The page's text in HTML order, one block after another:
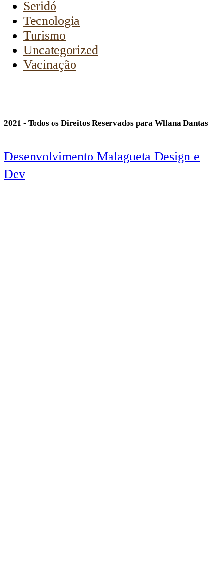
Seridó
Tecnologia
Turismo
Uncategorized
Vacinação
2021 - Todos os Direitos Reservados para Wllana Dantas
Desenvolvimento Malagueta Design e
Dev